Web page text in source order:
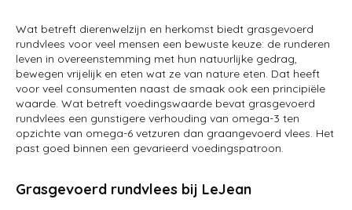
Wat betreft dierenwelzijn en herkomst biedt grasgevoerd
rundvlees voor veel mensen een bewuste keuze: de runderen
leven in overeenstemming met hun natuurlijke gedrag,
bewegen vrijelijk en eten wat ze van nature eten. Dat heeft
voor veel consumenten naast de smaak ook een principiële
waarde. Wat betreft voedingswaarde bevat grasgevoerd
rundvlees een gunstigere verhouding van omega-3 ten
opzichte van omega-6 vetzuren dan graangevoerd vlees. Het
past goed binnen een gevarieerd voedingspatroon.
Grasgevoerd rundvlees bij LeJean